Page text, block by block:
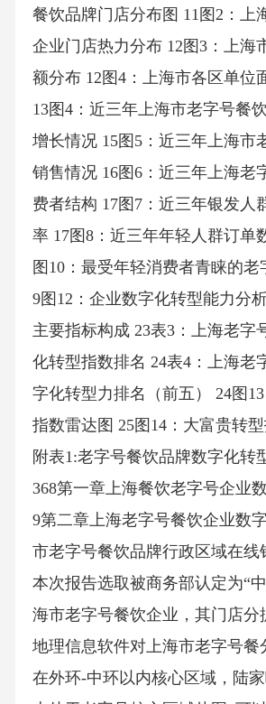
餐饮品牌门店分布图 11图2：上
企业门店热力分布 12图3：上海
额分布 12图4：上海市各区单位
13图4：近三年上海市老字号餐
增长情况 15图5：近三年上海市
销售情况 16图6：近三年上海老
费者结构 17图7：近三年银发人
率 17图8：近三年年轻人群订单
图10：最受年轻消费者青睐的老
9图12：企业数字化转型能力分
主要指标构成 23表3：上海老字
化转型指数排名 24表4：上海老
字化转型力排名（前五） 24图
指数雷达图 25图14：大富贵转
附表1:老字号餐饮品牌数字化转
368第一章上海餐饮老字号企业
9第二章上海老字号餐饮企业数
市老字号餐饮品牌行政区域在线
本次报告选取被商务部认定为“
海市老字号餐饮企业，其门店分
地理信息软件对上海市老字号餐
在外环-中环以内核心区域，陆